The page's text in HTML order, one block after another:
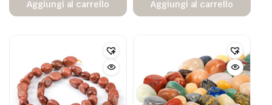
Aggiungi al carrello Aggiungi al carrello